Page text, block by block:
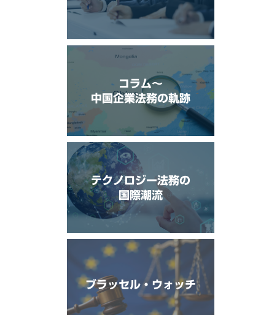
コラム〜
中国企業法務の軌跡
テクノロジー法務の
国際潮流
ブラッセル・ウォッチ